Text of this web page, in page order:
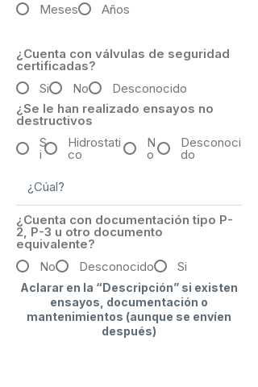
Meses Años
¿Cuenta con válvulas de seguridad
certificadas?
Si
No
Desconocido
¿Se le han realizado ensayos no
destructivos
S
i
Hidrostati
co
N
o
Desconoci
do
¿Cuenta con documentación tipo P-
2, P-3 u otro documento
equivalente?
No
Desconocido Si
Aclarar en la “Descripción” si existen
ensayos, documentación o
mantenimientos (aunque se envíen
después)